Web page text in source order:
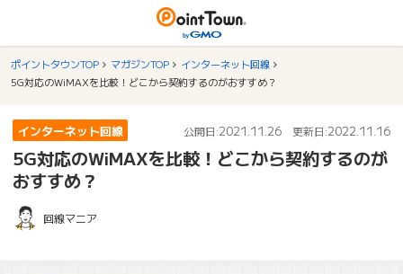
ポイントタウンTOP マガジンTOP
インターネット回線
5G対応のWiMAXを比較！どこから契約するのがおすすめ？
インターネット回線 公開日:2021.11.26 更新日:2022.11.16
5G対応のWiMAXを比較！どこから契約するのが
おすすめ？
回線マニア